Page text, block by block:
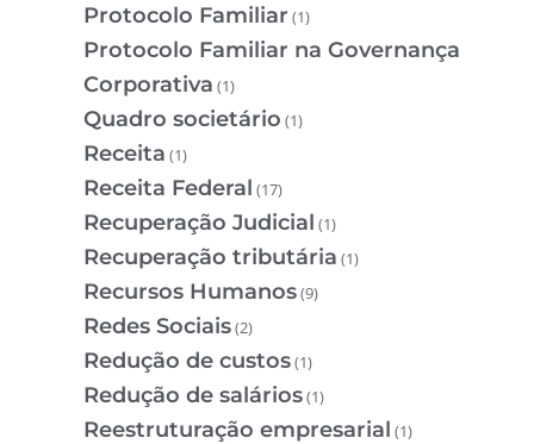
Protocolo Familiar (1)
Protocolo Familiar na Governança
Corporativa (1)
Quadro societário (1)
Receita (1)
Receita Federal (17)
Recuperação Judicial (1)
Recuperação tributária (1)
Recursos Humanos(9)
Redes Sociais(2)
Redução de custos(1)
Redução de salários(1)
Reestruturação empresarial (1)